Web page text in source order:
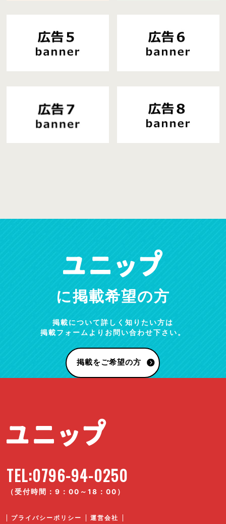
に掲載希望の方
掲載について詳しく知りたい方は
掲載フォームよりお問い合わせ下さい。
掲載をご希望の方
TEL:0796-94-0250
（受付時間：9：00～18：00）
プライバシーポリシー 運営会社